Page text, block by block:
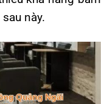
này.